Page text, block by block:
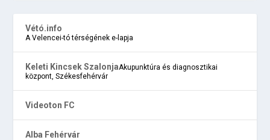
Vétó.info
A Velencei-tó térségének e-lapja
Keleti Kincsek SzalonjaAkupunktúra és diagnosztikai
központ, Székesfehérvár
Videoton FC
Alba Fehérvár